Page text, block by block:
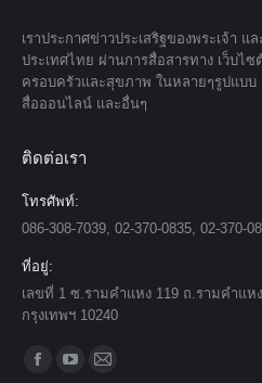
เราประกาศข่าวประเสริฐของพระเจ้า
ประเทศไทย ผ่านการสื่อสารทาง เว็บไ
ครอบครัวและสุขภาพ ในหลายๆรูปแบ
สื่อออนไลน์ และอื่นๆ
ติดต่อเรา
โทรศัพท์:
086-308-7039, 02-370-0835, 02-370-
ที่อยู่:
เลขที่ 1 ซ.รามคำแหง 119 ถ.รามคำแห
กรุงเทพฯ 10240
Find us on: